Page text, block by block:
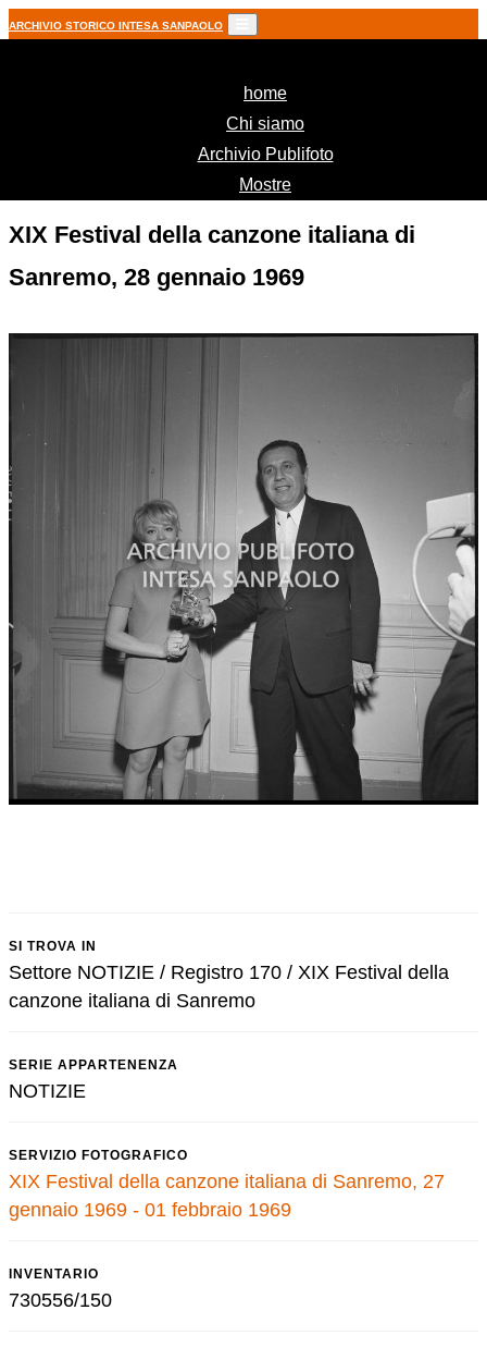
ARCHIVIO STORICO INTESA SANPAOLO
home(current)
Chi siamo
Archivio Publifoto
Mostre
XIX Festival della canzone italiana di
Sanremo, 28 gennaio 1969
SI TROVA IN
Settore NOTIZIE / Registro 170 / XIX Festival della
canzone italiana di Sanremo
SERIE APPARTENENZA
NOTIZIE
SERVIZIO FOTOGRAFICO
XIX Festival della canzone italiana di Sanremo, 27
gennaio 1969 - 01 febbraio 1969
INVENTARIO
730556/150